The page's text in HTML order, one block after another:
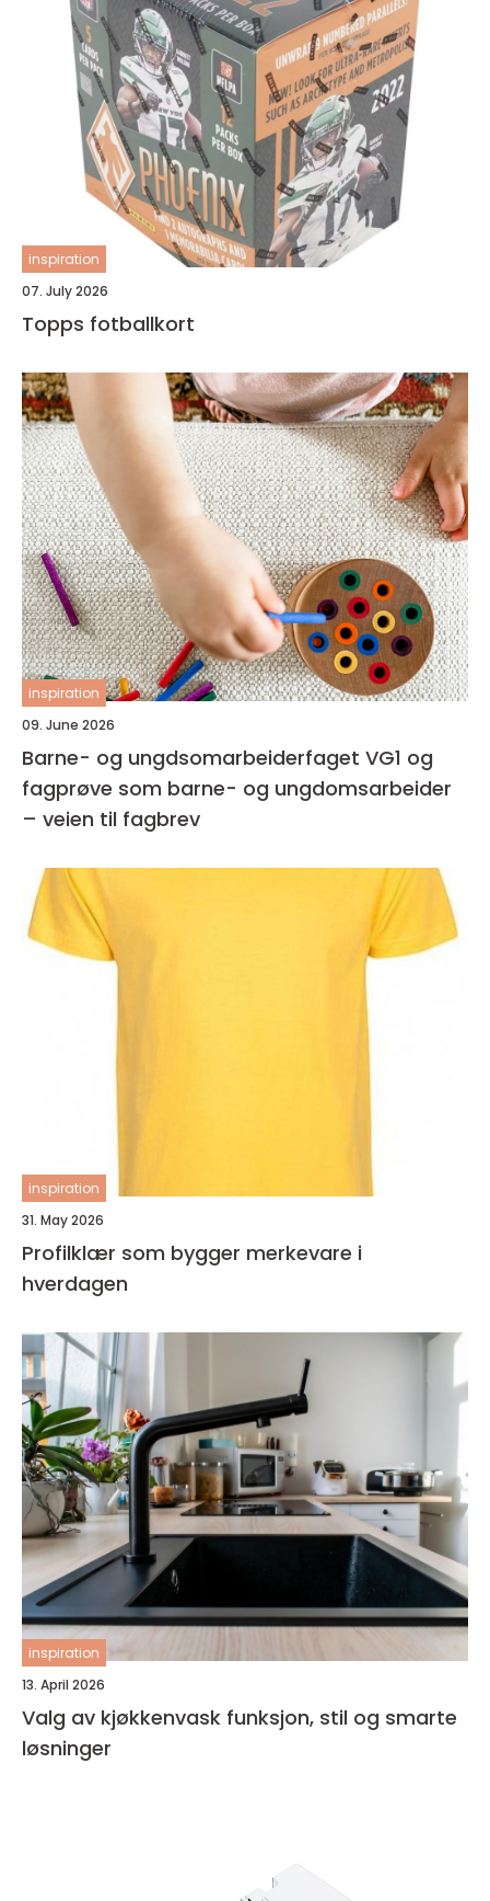
inspiration
07. July 2026
Topps fotballkort
inspiration
09. June 2026
Barne- og ungdsomarbeiderfaget VG1 og
fagprøve som barne- og ungdomsarbeider
– veien til fagbrev
inspiration
31. May 2026
Profilklær som bygger merkevare i
hverdagen
inspiration
13. April 2026
Valg av kjøkkenvask funksjon, stil og smarte
løsninger